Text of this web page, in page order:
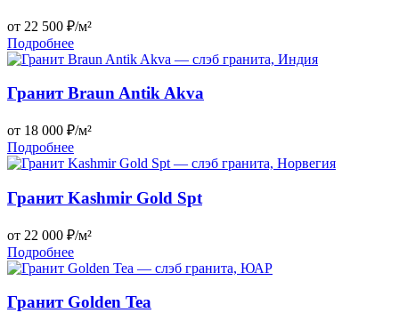
от 22 500 ₽/м²
Подробнее
Гранит Braun Antik Akva
от 18 000 ₽/м²
Подробнее
Гранит Kashmir Gold Spt
от 22 000 ₽/м²
Подробнее
Гранит Golden Tea